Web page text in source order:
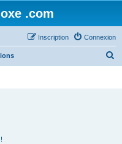
.com
Connexion
Inscription